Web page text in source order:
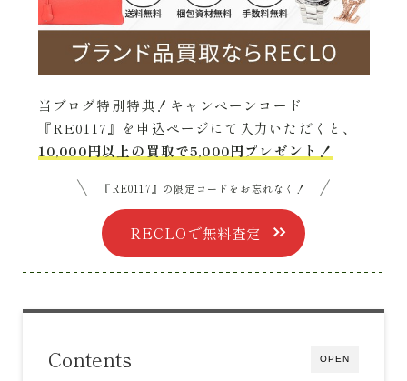
当ブログ特別特典！キャンペーンコード
『RE0117』を申込ページにて入力いただくと、
10,000円以上の買取で5,000円プレゼント！
『RE0117』の限定コードをお忘れなく！
RECLOで無料査定
OPEN
Contents